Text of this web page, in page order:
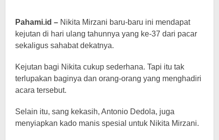
Pahami.id – Nikita Mirzani baru-baru ini mendapat
kejutan di hari ulang tahunnya yang ke-37 dari pacar
sekaligus sahabat dekatnya.
Kejutan bagi Nikita cukup sederhana. Tapi itu tak
terlupakan baginya dan orang-orang yang menghadiri
acara tersebut.
Selain itu, sang kekasih, Antonio Dedola, juga
menyiapkan kado manis spesial untuk Nikita Mirzani.